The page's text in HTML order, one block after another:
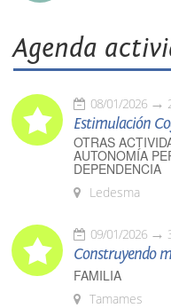
Agenda
08/01/2026
Estimulación
OTRAS
AUTONOMÍA
DEPENDENCIA
Ledesma
09/01/2026
Construyendo
FAMILIA
Tamames